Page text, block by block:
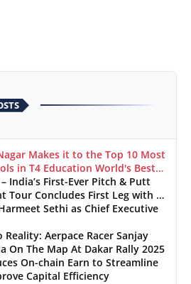
Makes it to the Top 10 Most
in T4 Education World's Best
– India’s First-Ever Pitch & Putt
Tour Concludes First Leg with a
at The Chandigarh Golf Club
Sethi as Chief Executive
Reality: Aerpace Racer Sanjay
On The Map At Dakar Rally 2025
On-chain Earn to Streamline
Capital Efficiency